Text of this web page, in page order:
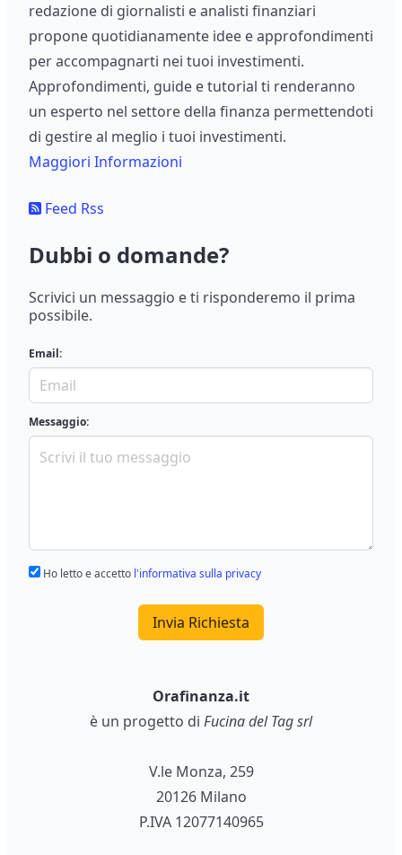
redazione di giornalisti e analisti finanziari
propone quotidianamente idee e approfondimenti
per accompagnarti nei tuoi investimenti.
Approfondimenti, guide e tutorial ti renderanno
un esperto nel settore della finanza permettendoti
di gestire al meglio i tuoi investimenti.
Maggiori Informazioni
Feed Rss
Dubbi o domande?
Scrivici un messaggio e ti risponderemo il prima
possibile.
Email:
Messaggio:
Ho letto e accetto l'informativa sulla privacy
Invia Richiesta
Orafinanza.it
è un progetto di Fucina del Tag srl
V.le Monza, 259
20126 Milano
P.IVA 12077140965